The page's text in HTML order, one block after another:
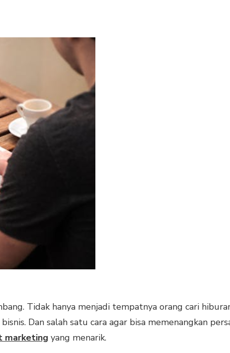
Tidak hanya menjadi tempatnya orang cari
Dan salah satu cara agar bisa memenangkan
marketing yang menarik.